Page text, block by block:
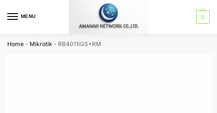
MENU 0
Home - Mikrotik - RB4011iGS+RM